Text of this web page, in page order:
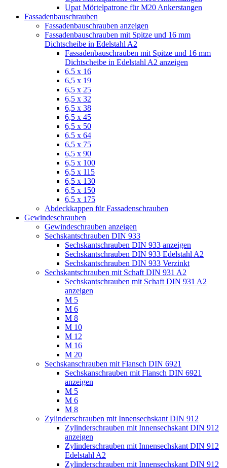
Upat Mörtelpatrone für M20 Ankerstangen
Fassadenbauschrauben
Fassadenbauschrauben anzeigen
Fassadenbauschrauben mit Spitze und 16 mm
Dichtscheibe in Edelstahl A2
Fassadenbauschrauben mit Spitze und 16 mm
Dichtscheibe in Edelstahl A2 anzeigen
6,5 x 16
6,5 x 19
6,5 x 25
6,5 x 32
6,5 x 38
6,5 x 45
6,5 x 50
6,5 x 64
6,5 x 75
6,5 x 90
6,5 x 100
6,5 x 115
6,5 x 130
6,5 x 150
6,5 x 175
Abdeckkappen für Fassadenschrauben
Gewindeschrauben
Gewindeschrauben anzeigen
Sechskantschrauben DIN 933
Sechskantschrauben DIN 933 anzeigen
Sechskantschrauben DIN 933 Edelstahl A2
Sechskantschrauben DIN 933 Verzinkt
Sechskantschrauben mit Schaft DIN 931 A2
Sechskantschrauben mit Schaft DIN 931 A2
anzeigen
M 5
M 6
M 8
M 10
M 12
M 16
M 20
Sechskanschrauben mit Flansch DIN 6921
Sechskanschrauben mit Flansch DIN 6921
anzeigen
M 5
M 6
M 8
Zylinderschrauben mit Innensechskant DIN 912
Zylinderschrauben mit Innensechskant DIN 912
anzeigen
Zylinderschrauben mit Innensechskant DIN 912
Edelstahl A2
Zylinderschrauben mit Innensechskant DIN 912